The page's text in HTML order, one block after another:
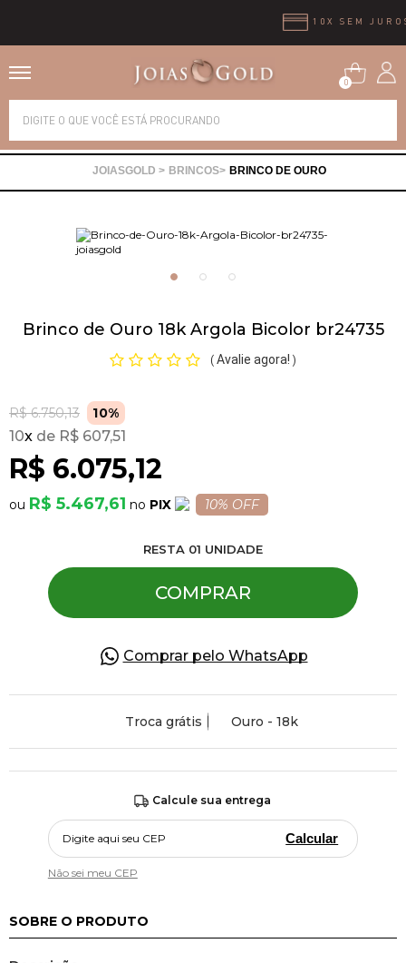
0
BRINCOS BRINCO DE OURO
Brinco de Ouro 18k Argola Bicolor br24735
( Avalie agora! )
R$ 6.750,13 10%
R$ 6.075,12
10x R$ 607,51
R$ 5.467,61 PIX 10% OFF
RESTA 01 UNIDADE
COMPRAR
Comprar pelo WhatsApp
Troca grátis Ouro - 18k
Calcule sua entrega
Calcular
Não sei meu CEP
SOBRE O PRODUTO
Alianças
Brincos
Pingentes
Pulseiras
Piercing
Pedras Preciosas